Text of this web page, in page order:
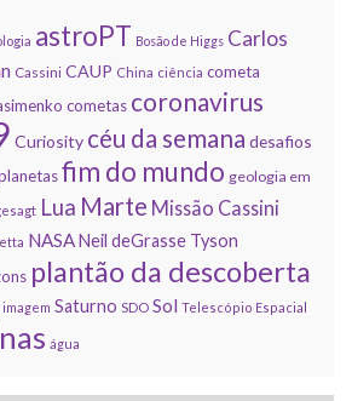
astroPT Bosão de Higgs Carlos
Cassini CAUP China ciência cometa
cometas coronavirus
Curiosity céu da semana desafios
fim do mundo geologia em
Lua Marte Missão Cassini
NASANeil deGrasse Tyson
plantão da descoberta
imagem Saturno SDO Sol Telescópio Espacial
água